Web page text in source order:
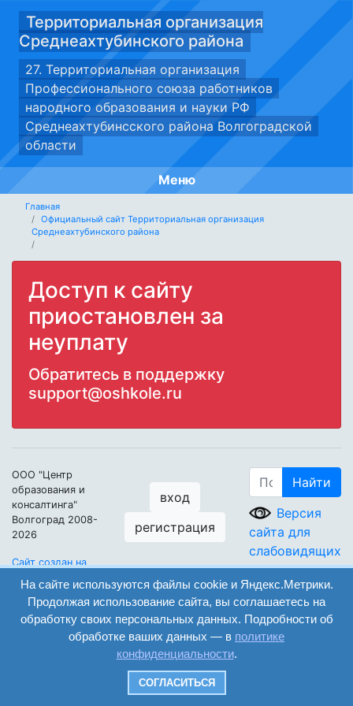
Территориальная организация
Среднеахтубинского района
27. Территориальная организация
Профессионального союза работников
народного образования и науки РФ
Среднеахтубинсского района Волгоградской
области
Меню
Главная
Официальный сайт Территориальная организация
Среднеахтубинского района
Доступ к сайту
приостановлен за
неуплату
Обратитесь в поддержку
support@oshkole.ru
ООО "Центр
образования и
консалтинга"
Волгоград 2008-
2026
Сайт создан на
ОШКОЛЕ.РУ
вход
регистрация
Найти
Версия
сайта для
слабовидящих
На сайте используются файлы cookie и Яндекс.Метрики.
Продолжая использование сайта, вы соглашаетесь на
обработку своих персональных данных. Подробности об
обработке ваших данных — в политике
конфиденциальности.
СОГЛАСИТЬСЯ